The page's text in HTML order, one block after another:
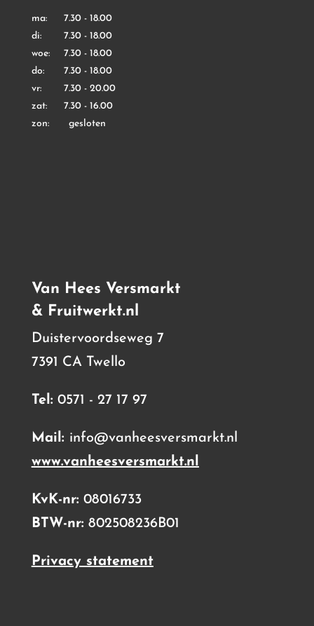
ma: 7.30 - 18.00
di: 7.30 - 18.00
woe: 7.30 - 18.00
do: 7.30 - 18.00
vr: 7.30 - 20.00
zat: 7.30 - 16.00
zon: gesloten
Van Hees Versmarkt
& Fruitwerkt.nl
Duistervoordseweg 7
7391 CA Twello
Tel: 0571 - 27 17 97
Mail: info@vanheesversmarkt.nl
www.vanheesversmarkt.nl
KvK-nr: 08016733
BTW-nr: 802508236B01
Privacy statement